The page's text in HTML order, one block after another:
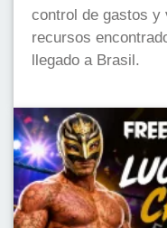
control de gastos y
recursos
llegado a Brasil.